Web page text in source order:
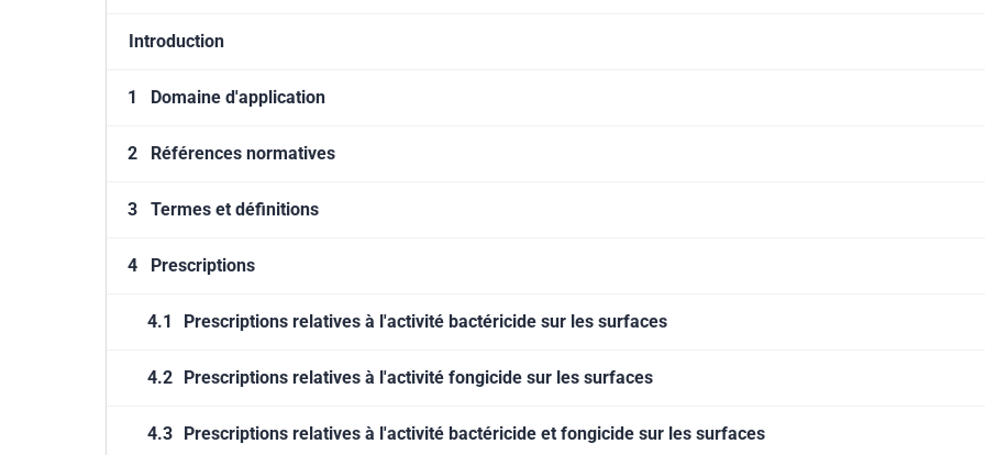
Introduction
1 Domaine d'application
2 Références normatives
3 Termes et définitions
4 Prescriptions
4.1 Prescriptions relatives à l'activité bactéricide sur les surfaces
4.2 Prescriptions relatives à l'activité fongicide sur les surfaces
4.3 Prescriptions relatives à l'activité bactéricide et fongicide sur les surfaces